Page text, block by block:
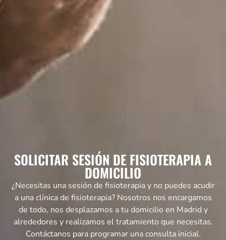
SOLICITAR SESIÓN DE FISIOTERAPIA A
DOMICILIO
¿Necesitas una sesión de fisioterapia y no puedes acudir
a una clínica de fisioterapia? Nosotros nos encargamos
de todo, nos desplazamos a tu domicilio en Madrid y
alrededores y realizamos el tratamiento que necesitas.
Contáctanos para programar una consulta inicial.